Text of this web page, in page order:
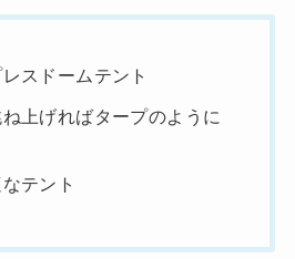
スドームテント
上げればタープのように
テント